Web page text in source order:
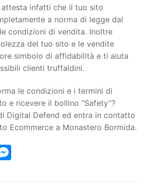
attesta infatti che il tuo sito
a norma di legge dal
condizioni di vendita. Inoltre
del tuo sito e le vendite
simbolo di affidabilità e ti aiuta
clienti truffaldini.
le condizioni e i termini di
e ricevere il bollino “Safety”?
Digital Defend ed entra in contatto
Ecommerce a Monastero Bormida.